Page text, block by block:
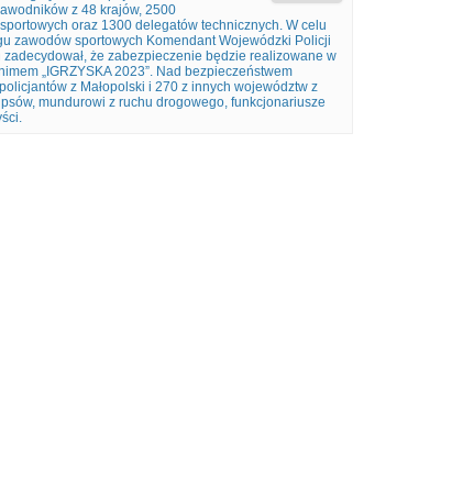
z 48 krajów, 2500
oraz 1300 delegatów technicznych. W celu
zawodów sportowych Komendant Wojewódzki Policji
że zabezpieczenie będzie realizowane w
„IGRZYSKA 2023”. Nad bezpieczeństwem
z Małopolski i 270 z innych województw z
mundurowi z ruchu drogowego, funkcjonariusze